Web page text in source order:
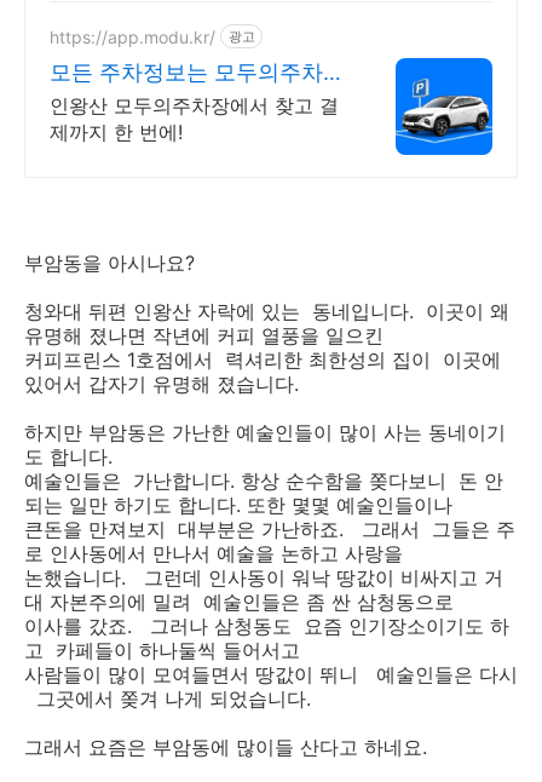
https://app.modu.kr/ 광고
모든 주차정보는 모두의주차장
핫플주차 검색은 모두의주차장
인왕산 모두의주차장에서 찾고 결
제까지 한 번에!
부암동을 아시나요?
청와대 뒤편 인왕산 자락에 있는 동네입니다. 이곳이 왜
유명해 졌나면 작년에 커피 열풍을 일으킨
커피프린스 1호점에서 력셔리한 최한성의 집이 이곳에
있어서 갑자기 유명해 졌습니다.
하지만 부암동은 가난한 예술인들이 많이 사는 동네이기
도 합니다.
예술인들은 가난합니다. 항상 순수함을 쫒다보니 돈 안
되는 일만 하기도 합니다. 또한 몇몇 예술인들이나
큰돈을 만져보지 대부분은 가난하죠. 그래서 그들은 주
로 인사동에서 만나서 예술을 논하고 사랑을
논했습니다. 그런데 인사동이 워낙 땅값이 비싸지고 거
대 자본주의에 밀려 예술인들은 좀 싼 삼청동으로
이사를 갔죠. 그러나 삼청동도 요즘 인기장소이기도 하
고 카페들이 하나둘씩 들어서고
사람들이 많이 모여들면서 땅값이 뛰니 예술인들은 다시
그곳에서 쫒겨 나게 되었습니다.
그래서 요즘은 부암동에 많이들 산다고 하네요.